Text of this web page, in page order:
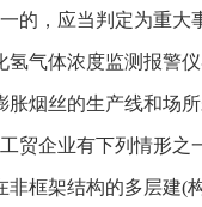
的，应当判定为重大
氢气体浓度监测报警
胀烟丝的生产线和场
贸企业有下列情形之
非框架结构的多层建